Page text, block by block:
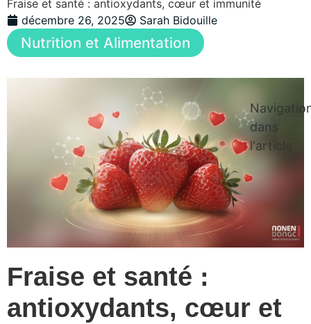
Fraise et santé : antioxydants, cœur et immunité
décembre 26, 2025
Sarah Bidouille
Nutrition et Alimentation
Fraise et santé :
antioxydants, cœur et
dans
l'article